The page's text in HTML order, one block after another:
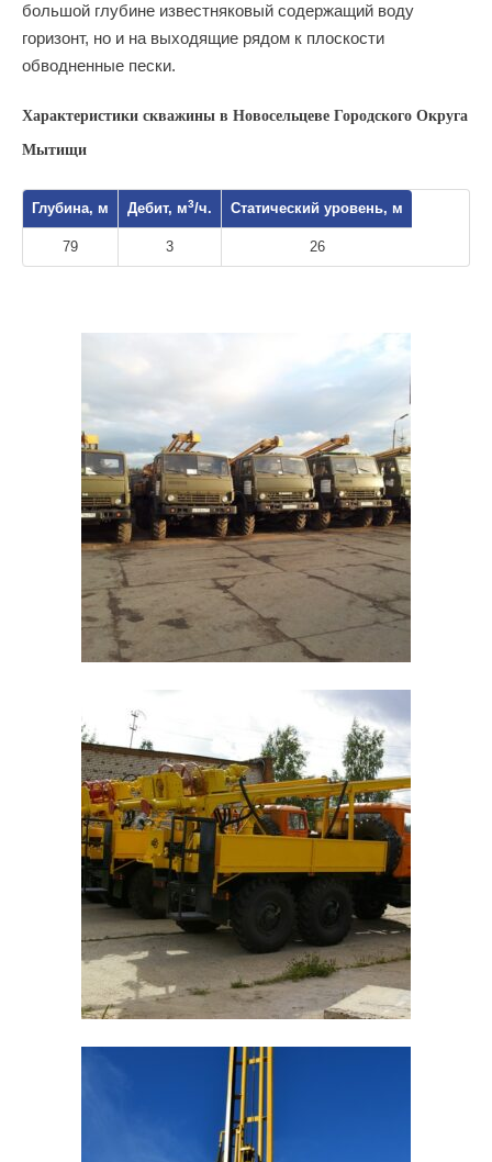
большой глубине известняковый содержащий воду
горизонт, но и на выходящие рядом к плоскости
обводненные пески.
Характеристики скважины в Новосельцеве Городского Округа
Мытищи
Глубина, м Дебит, м3/ч. Статический уровень, м
79 3 26